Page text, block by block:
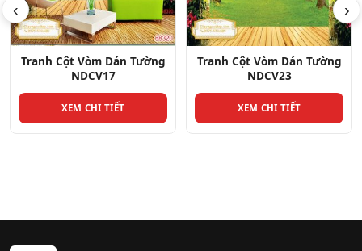
‹
Tranh Cột Vòm Dán Tường
NDCV23
XEM CHI TIẾT
Tranh Cột Vòm Dán Tường
NDCV28
XEM CHI TIẾT
›